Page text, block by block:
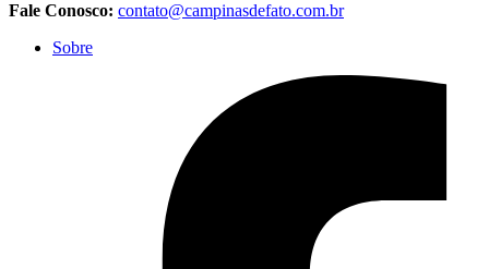
Fale Conosco: contato@campinasdefato.com.br
Sobre